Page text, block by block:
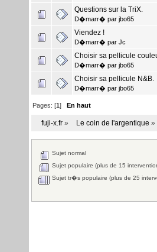
Questions sur la TriX.
D�marr� par jbo65
Viendez !
D�marr� par Jc
Choisir sa pellicule
D�marr� par jbo65
Choisir sa pellicule N&B.
D�marr� par jbo65
Pages: [1] En haut
fuji-x.fr » Le coin de l'argentique »
Sujet normal
Sujet populaire (plus de 15
Sujet tr�s populaire (plus de 25